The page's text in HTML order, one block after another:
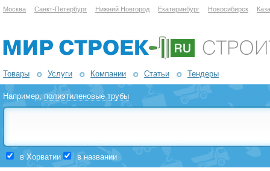
Москва Санкт-Петербург Нижний Новгород Екатеринбург Новосибирск
Товары Услуги Компании Статьи Тендеры
Например,полиэтиленовые трубы
в Хорватии в названии